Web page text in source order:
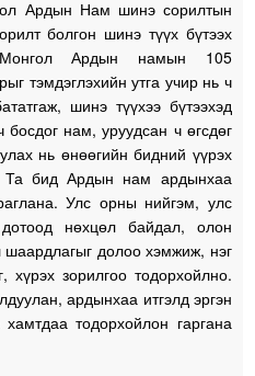
Ардын Нам шинэ сорилтын
болгон шинэ түүх бүтээх
Монгол Ардын намын 105
тэмдэглэхийн утга учир нь ч
шинэ түүхээ бүтээхэд
нам, уруудсан ч өгсдөг
нь өнөөгийн бидний үүрэх
Та бид Ардын нам ардынхаа
Улс орны нийгэм, улс
нөхцөл байдал, олон
шаардлагыг долоо хэмжиж, нэг
хүрэх зорилгоо тодорхойлно.
ардынхаа итгэлд эргэн
тодорхойлон гаргана